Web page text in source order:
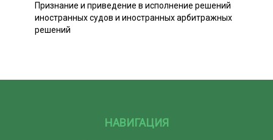
Признание и приведение в исполнение решений
иностранных судов и иностранных арбитражных
решений
НАВИГАЦИЯ